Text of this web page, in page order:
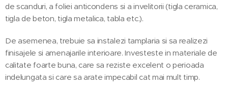
de scanduri, a foliei anticondens si a invelitorii (tigla ceramica,
tigla de beton, tigla metalica, tabla etc.).
De asemenea, trebuie sa instalezi tamplaria si sa realizezi
finisajele si amenajarile interioare. Investeste in materiale de
calitate foarte buna, care sa reziste excelent o perioada
indelungata si care sa arate impecabil cat mai mult timp.